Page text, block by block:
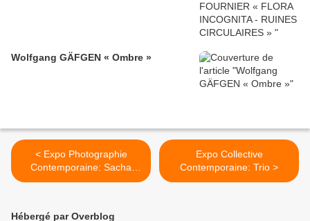
Wolfgang GÄFGEN « Ombre »
< Expo Photographie
Contemporaine: Sacha
GOLDBERGER "Super-
Expo Collective
Contemporaine: Trio >
Hébergé par Overblog